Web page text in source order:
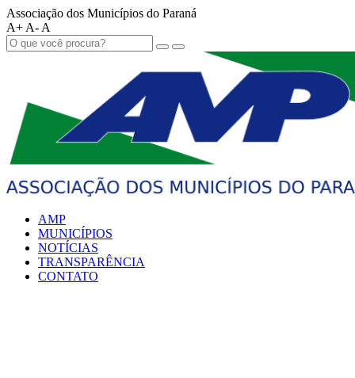
Associação dos Municípios do Paraná
A+ A- A
AMP
MUNICÍPIOS
NOTÍCIAS
TRANSPARÊNCIA
CONTATO